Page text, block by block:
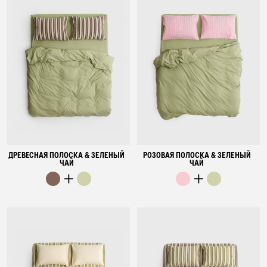
ДРЕВЕСНАЯ ПОЛОСКА & ЗЕЛЕНЫЙ
ЧАЙ
РОЗОВАЯ ПОЛОСКА & ЗЕЛЕНЫЙ
ЧАЙ